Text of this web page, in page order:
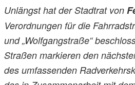
Unlängst hat der Stadtrat von
Verordnungen für die
und „Wolfgangstraße“
Straßen markieren den
des umfassenden